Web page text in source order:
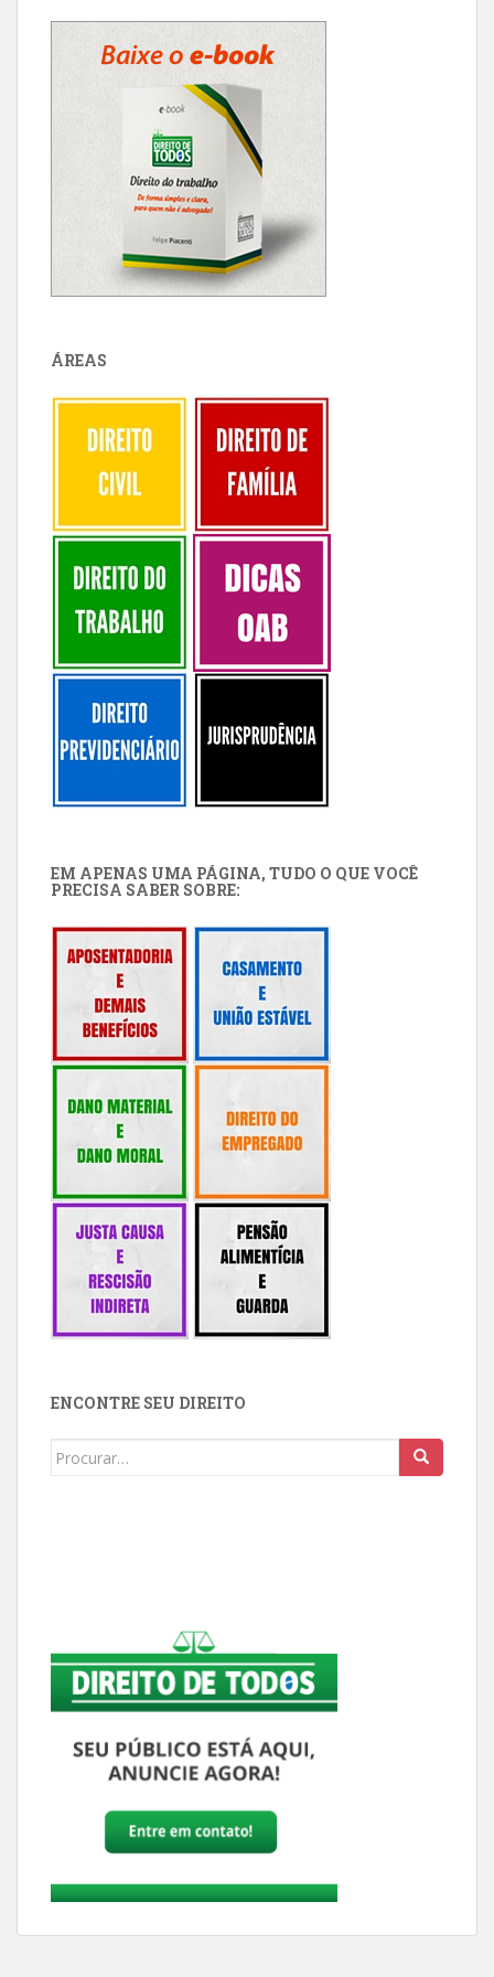
ÁREAS
EM APENAS UMA PÁGINA, TUDO O QUE VOCÊ
PRECISA SABER SOBRE:
ENCONTRE SEU DIREITO
Buscar: